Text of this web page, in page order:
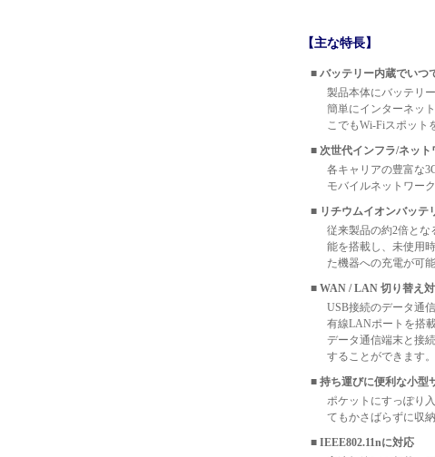
【主な特長】
■ バッテリー内蔵でいつ
製品本体にバッテリ
簡単にインターネッ
こでもWi-Fiスポット
■ 次世代インフラ/ネッ
各キャリアの豊富な
モバイルネットワー
■ リチウムイオンバッテ
従来製品の約2倍と
能を搭載し、未使用
た機器への充電が可能
■ WAN / LAN 切り替え
USB接続のデータ通
有線LANポートを搭
データ通信端末と接
することができます。
■ 持ち運びに便利な小型
ポケットにすっぽり
てもかさばらずに収納
■ IEEE802.11nに対応